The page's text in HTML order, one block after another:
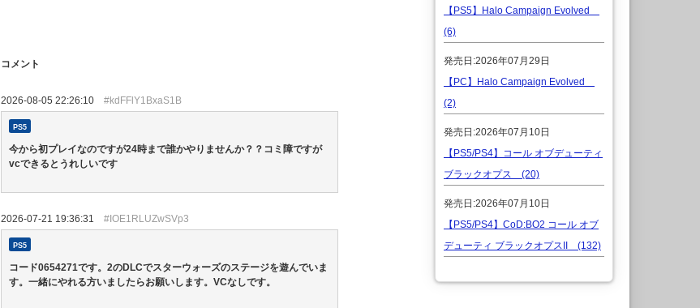
コメント
2026-08-05 22:26:10 #kdFFlY1BxaS1B
PS5
今から初プレイなのですが24時まで誰かやりませんか？？コミ障ですが
vcできるとうれしいです
2026-07-21 19:36:31 #IOE1RLUZwSVp3
PS5
コード0654271です。2のDLCでスターウォーズのステージを遊んでいま
す。一緒にやれる方いましたらお願いします。VCなしです。
【PS5】Halo Campaign Evolved
(6)
発売日:2026年07月29日
【PC】Halo Campaign Evolved
(2)
発売日:2026年07月10日
【PS5/PS4】コール オブデューティ
ブラックオプス (20)
発売日:2026年07月10日
【PS5/PS4】CoD:BO2 コール オブ
デューティ ブラックオプスII (132)